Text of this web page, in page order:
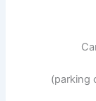
(parking